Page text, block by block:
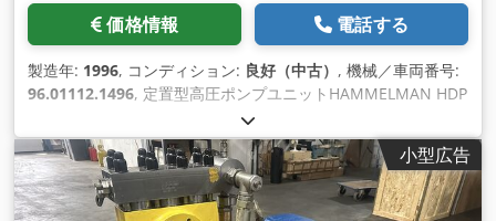
価格情報 電話する
製造年: 1996, コンディション: 良好（中古） , 機械／車両番号:
96.01112.1496, 定置型高圧ポンプユニットHAMMELMAN HDP
112をベースフレームに搭載。似ていますが、Kamat、
Uraca、Womaはありません。 ポンプタイプ：HDP 112 使用圧
力：300バール 吐出量：153 l/min。 駆動速度：1500rpm。 駆
動力：90kW VEM社製90kW 3モーター付き、IP55。 圧力調整
弁付き。 安全弁付き。 オイルクーリングシステム付き。 寸法
小型広告